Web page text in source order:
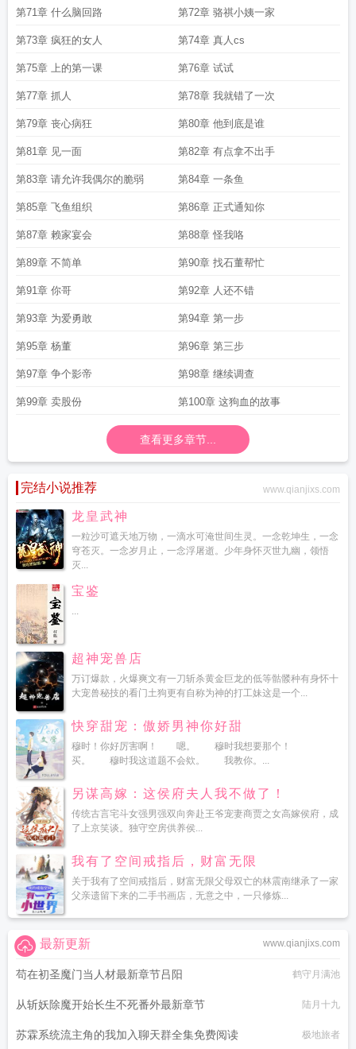
第71章 什么脑回路 第72章 骆祺小姨一家
第73章 疯狂的女人 第74章 真人cs
第75章 上的第一课 第76章 试试
第77章 抓人 第78章 我就错了一次
第79章 丧心病狂 第80章 他到底是谁
第81章 见一面 第82章 有点拿不出手
第83章 请允许我偶尔的脆弱 第84章 一条鱼
第85章 飞鱼组织 第86章 正式通知你
第87章 赖家宴会 第88章 怪我咯
第89章 不简单 第90章 找石董帮忙
第91章 你哥 第92章 人还不错
第93章 为爱勇敢 第94章 第一步
第95章 杨董 第96章 第三步
第97章 争个影帝 第98章 继续调查
第99章 卖股份 第100章 这狗血的故事
查看更多章节...
完结小说推荐 www.qianjixs.com
龙皇武神
一粒沙可遮天地万物，一滴水可淹世间生灵。一念乾坤生，一念
穹苍灭。一念岁月止，一念浮屠逝。少年身怀灭世九幽，领悟
灭...
宝鉴
...
超神宠兽店
万订爆款，火爆爽文有一刀斩杀黄金巨龙的低等骷髅种有身怀十
大宠兽秘技的看门土狗更有自称为神的打工妹这是一个...
快穿甜宠：傲娇男神你好甜
穆时！你好厉害啊！ 嗯。 穆时我想要那个！
买。 穆时我这道题不会欸。 我教你。...
另谋高嫁：这侯府夫人我不做了！
传统古言宅斗女强男强双向奔赴王爷宠妻商贾之女高嫁侯府，成
了上京笑谈。独守空房供养侯...
我有了空间戒指后，财富无限
关于我有了空间戒指后，财富无限父母双亡的林震南继承了一家
父亲遗留下来的二手书画店，无意之中，一只修炼...
www.qianjixs.com
最新更新
苟在初圣魔门当人材最新章节吕阳 鹤守月满池
从斩妖除魔开始长生不死番外最新章节 陆月十九
苏霖系统流主角的我加入聊天群全集免费阅读 极地旅者